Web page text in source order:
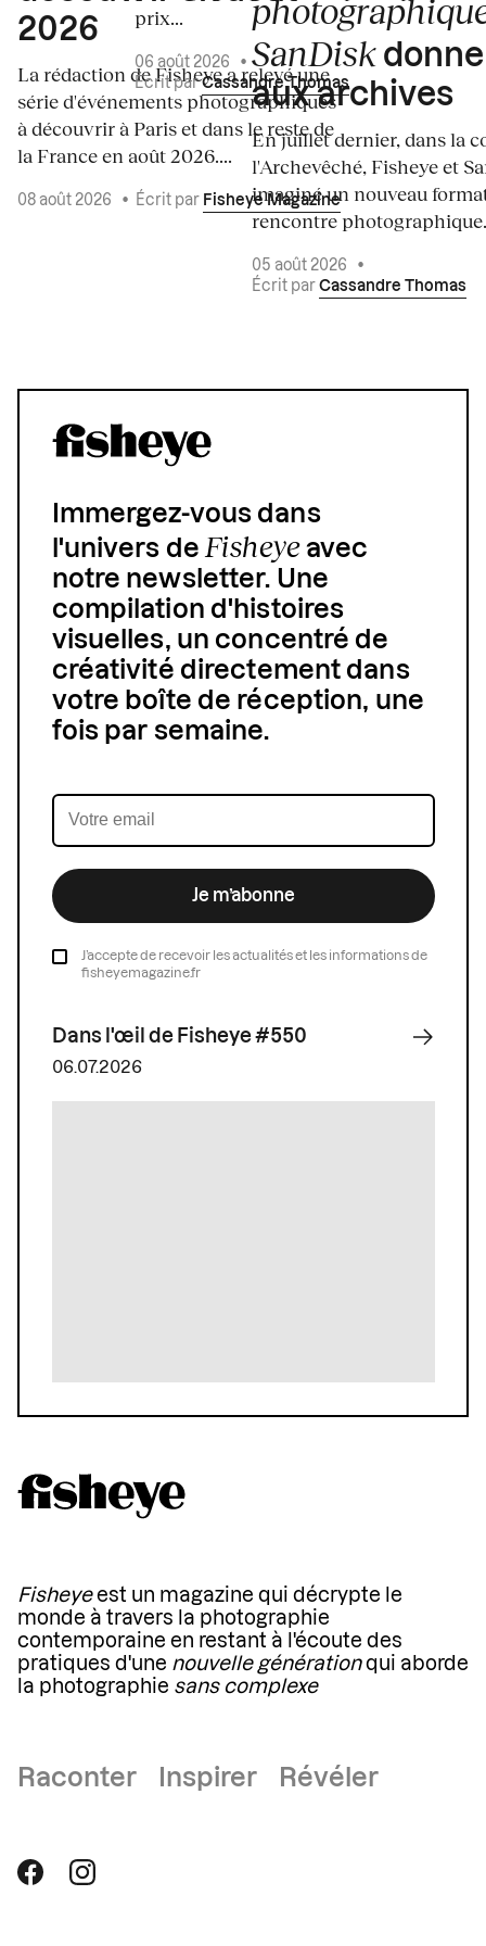
2026
La rédaction de Fisheye a relevé une
série d'événements photographiques
à découvrir à Paris et dans le reste de
la France en août 2026....
08 août 2026 • Écrit par Fisheye Magazine
prix...
06 août 2026
•
Écrit parCassandre Thomas
SanDisk
aux archives
En juillet dernier, dans la
l'Archevêché, Fisheye et
imaginé un nouveau
rencontre
05 août 2026
•
Écrit par Cassandre Thomas
Immergez-vous dans
l'univers de Fisheyeavec
notre newsletter. Une
compilation d'histoires
visuelles, un concentré de
créativité directement dans
votre boîte de réception, une
fois par semaine.
Je m’abonne
J’accepte de recevoir les actualités et les informations de
fisheyemagazine.fr
Dans l'œil de Fisheye #550
06.07.2026
Fisheyeest un magazine qui décrypte le
monde à travers la photographie
contemporaine en restant à l'écoute des
pratiques d'une nouvelle générationqui aborde
la photographie sans complexe
Raconter Inspirer Révéler